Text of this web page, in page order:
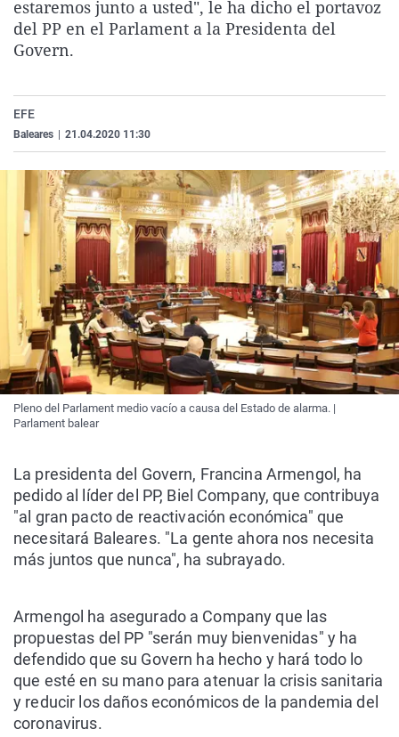
La rosa de los vientos
Caso
Extremadura
Virales
estaremos junto a usted", le ha dicho el portavoz
del PP en el Parlament a la Presidenta del
Govern.
EFE
Baleares 21.04.2020 11:30
Pleno del Parlament medio vacío a causa del Estado de alarma. |
Parlament balear
La presidenta del Govern, Francina Armengol, ha
pedido al líder del PP, Biel Company, que contribuya
"al gran pacto de reactivación económica" que
necesitará Baleares. "La gente ahora nos necesita
más juntos que nunca", ha subrayado.
Armengol ha asegurado a Company que las
propuestas del PP "serán muy bienvenidas" y ha
defendido que su Govern ha hecho y hará todo lo
que esté en su mano para atenuar la crisis sanitaria
y reducir los daños económicos de la pandemia del
coronavirus.